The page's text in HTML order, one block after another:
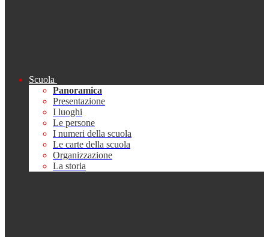
Scuola
Panoramica
Presentazione
I luoghi
Le persone
I numeri della scuola
Le carte della scuola
Organizzazione
La storia